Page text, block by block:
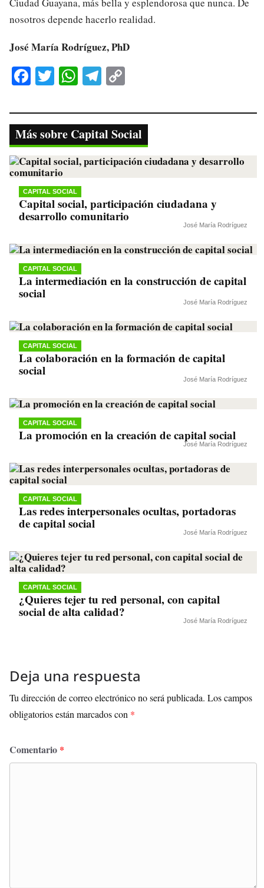
Ciudad Guayana, más bella y esplendorosa que nunca. De
nosotros depende hacerlo realidad.
José María Rodríguez, PhD
Fa
bo
ok
T
tte
r
W
ts
A
pp
Te
gr
a
m
y
Li
nk
Más sobre Capital Social
CAPITAL SOCIAL
Capital social, participación ciudadana y
desarrollo comunitario
José María Rodríguez
CAPITAL SOCIAL
La intermediación en la construcción de capital
social
José María Rodríguez
CAPITAL SOCIAL
La colaboración en la formación de capital
social
José María Rodríguez
CAPITAL SOCIAL
La promoción en la creación de capital social
José María Rodríguez
CAPITAL SOCIAL
Las redes interpersonales ocultas, portadoras
de capital social
José María Rodríguez
CAPITAL SOCIAL
¿Quieres tejer tu red personal, con capital
social de alta calidad?
José María Rodríguez
Deja una respuesta
Tu dirección de correo electrónico no será publicada. Los campos
obligatorios están marcados con *
Comentario *